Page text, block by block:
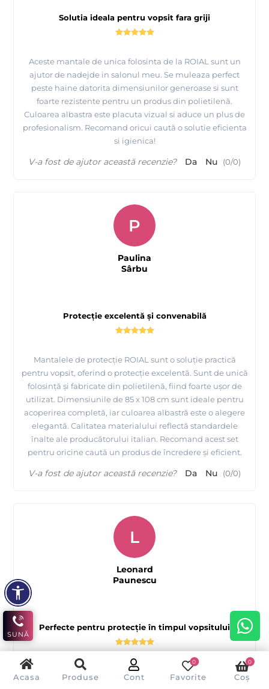
Acasa Produse Cont Favorite
0
Coș
0
Solutia ideala pentru vopsit fara griji
Aceste mantale de unica folosinta de la ROIAL sunt un
ajutor de nadejde in salonul meu. Se muleaza perfect
peste haine datorita dimensiunilor generoase si sunt
foarte rezistente pentru un produs din polietilenă.
Culoarea albastra este placuta vizual si aduce un plus de
profesionalism. Recomand oricui caută o solutie eficienta
si igienica!
V-a fost de ajutor această recenzie? Da Nu (0/0)
Protecție excelentă și convenabilă
Mantalele de protecție ROIAL sunt o soluție practică
pentru vopsit, oferind o protecție excelentă. Sunt de unică
folosință și fabricate din polietilenă, fiind foarte ușor de
utilizat. Dimensiunile de 85 x 108 cm sunt ideale pentru
acoperirea completă, iar culoarea albastră este o alegere
elegantă. Calitatea materialului reflectă standardele
înalte ale producătorului italian. Recomand acest set
pentru oricine caută un produs de încredere și eficient.
P
Paulina
Sârbu
V-a fost de ajutor această recenzie? Da Nu (0/0)
Perfecte pentru protecție în timpul vopsitului
Aceste mantale de unică folosință sunt o soluție ideală
L
Leonard
Paunescu
SUNĂ